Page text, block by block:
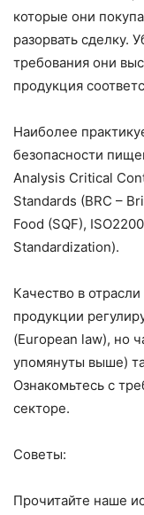
которые они
разорвать сделку.
требования они
продукция
Наиболее
безопасности
Analysis Critical
Standards (BRC –
Food (SQF),
Standardization).
Качество в
продукции
(European law), но
упомянуты выше)
Ознакомьтесь с
секторе.
Советы:
Прочитайте наше